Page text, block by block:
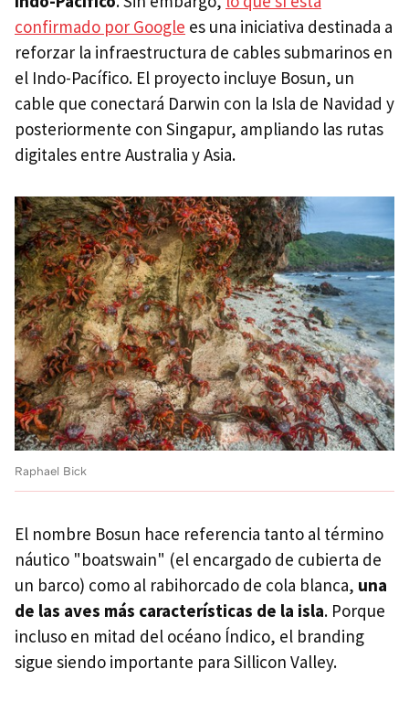
confirmado por Google es una iniciativa destinada a
reforzar la infraestructura de cables submarinos en
el Indo-Pacífico. El proyecto incluye Bosun, un
cable que conectará Darwin con la Isla de Navidad y
posteriormente con Singapur, ampliando las rutas
digitales entre Australia y Asia.
Raphael Bick
El nombre Bosun hace referencia tanto al término
náutico "boatswain" (el encargado de cubierta de
un barco) como al rabihorcado de cola blanca, una
de las aves más características de la isla. Porque
incluso en mitad del océano Índico, el branding
sigue siendo importante para Sillicon Valley.